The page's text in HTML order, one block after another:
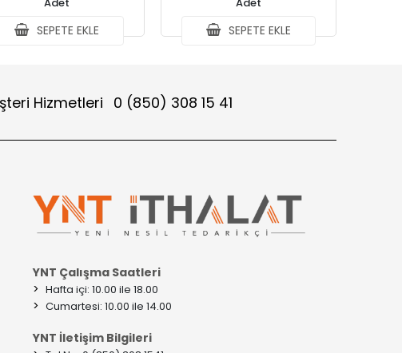
SEPETE EKLE SEPETE EKLE
Hizmetleri 0 (850) 308 15 41
YNT Çalışma Saatleri
> Hafta içi: 10.00 ile 18.00
> Cumartesi: 10.00 ile 14.00
YNT İletişim Bilgileri